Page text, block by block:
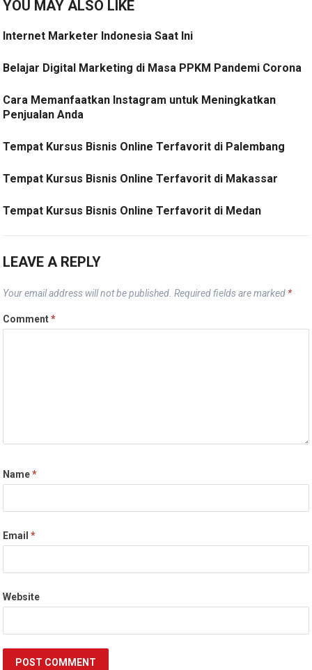
YOU MAY ALSO LIKE
Internet Marketer Indonesia Saat Ini
Belajar Digital Marketing di Masa PPKM Pandemi Corona
Cara Memanfaatkan Instagram untuk Meningkatkan
Penjualan Anda
Tempat Kursus Bisnis Online Terfavorit di Palembang
Tempat Kursus Bisnis Online Terfavorit di Makassar
Tempat Kursus Bisnis Online Terfavorit di Medan
LEAVE A REPLY
Your email address will not be published. Required fields are marked *
Comment*
Name*
Email*
Website